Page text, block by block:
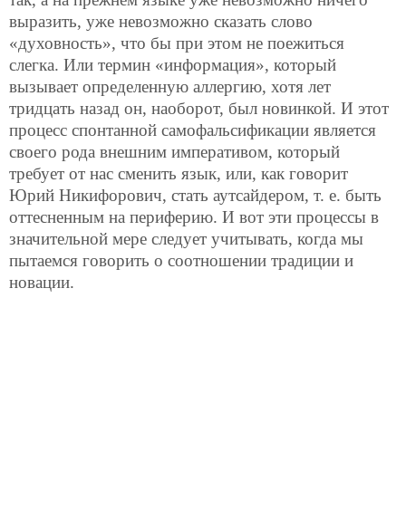
выразить, уже невозможно сказать слово
«духовность», что бы при этом не поежиться
слегка. Или термин «информация», который
вызывает определенную аллергию, хотя лет
тридцать назад он, наоборот, был новинкой. И этот
процесс спонтанной самофальсификации является
своего рода внешним императивом, который
требует от нас сменить язык, или, как говорит
Юрий Никифорович, стать аутсайдером, т. е. быть
оттесненным на периферию. И вот эти процессы в
значительной мере следует учитывать, когда мы
пытаемся говорить о соотношении традиции и
новации.